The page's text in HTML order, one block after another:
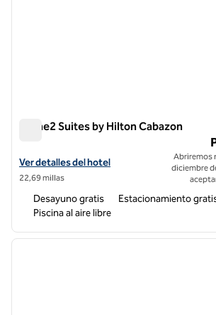
Home2 Suites by Hilton Cabazon
Ver detalles del hotel para Home2 Suites by
Ver detalles del hotel
22,69 millas
Abriremos
diciembre
Desayuno gratis
Estacionamiento
Piscina al aire libre
1 de 12